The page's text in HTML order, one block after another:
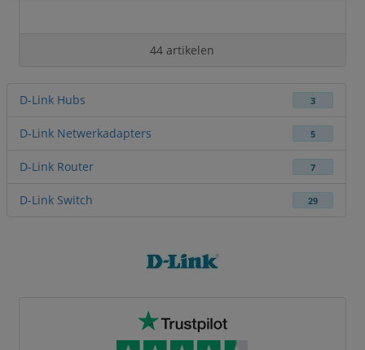
44 artikelen
D-Link Hubs 3
D-Link Netwerkadapters 5
D-Link Router 7
D-Link Switch 29